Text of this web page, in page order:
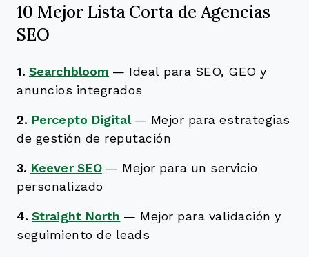
10 Mejor Lista Corta de Agencias
SEO
1. Searchbloom — Ideal para SEO, GEO y
anuncios integrados
2. Percepto Digital — Mejor para estrategias
de gestión de reputación
3. Keever SEO — Mejor para un servicio
personalizado
4. Straight North — Mejor para validación y
seguimiento de leads